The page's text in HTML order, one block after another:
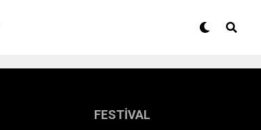
FESTIVAL